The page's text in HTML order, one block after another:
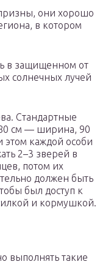
они хорошо
в котором
в защищенном от
солнечных лучей
Стандартные
см — ширина, 90
каждой особи
2–3 зверей в
потом их
должен быть
был доступ к
и кормушкой.
выполнять такие